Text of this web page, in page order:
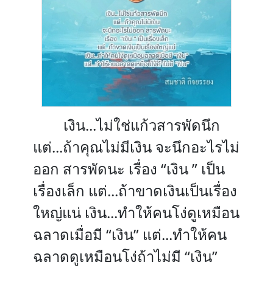
เงิน...ไม่ใช่แก้วสารพัดนึก
แต่...ถ้าคุณไม่มีเงิน จะนึกอะไรไม่
ออก สารพัดนะ เรื่อง “เงิน ” เป็น
เรื่องเล็ก แต่...ถ้าขาดเงินเป็นเรื่อง
ใหญ่แน่ เงิน...ทำให้คนโง่ดูเหมือน
ฉลาดเมื่อมี “เงิน” แต่...ทำให้คน
ฉลาดดูเหมือนโง่ถ้าไม่มี “เงิน”